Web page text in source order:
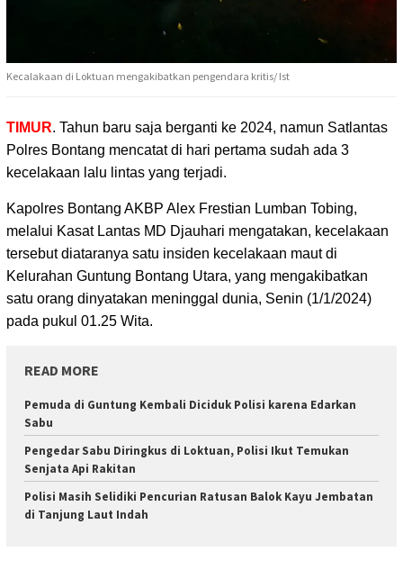
Kecalakaan di Loktuan mengakibatkan pengendara kritis/ Ist
TIMUR. Tahun baru saja berganti ke 2024, namun Satlantas
Polres Bontang mencatatdi hari pertama sudah ada 3
kecelakaan lalu lintas yang terjadi.
Kapolres Bontang AKBP Alex Frestian Lumban Tobing,
melalui Kasat Lantas MD Djauhari mengatakan, kecelakaan
tersebut diataranya satu insiden kecelakaan maut di
Kelurahan Guntung Bontang Utara, yang mengakibatkan
satu orang dinyatakan meninggal dunia, Senin (1/1/2024)
pada pukul 01.25 Wita.
READ MORE
Pemuda di Guntung Kembali Diciduk Polisi karena Edarkan
Sabu
Pengedar Sabu Diringkus di Loktuan, Polisi Ikut Temukan
Senjata Api Rakitan
Polisi Masih Selidiki Pencurian Ratusan Balok Kayu Jembatan
di Tanjung Laut Indah